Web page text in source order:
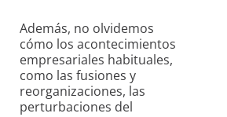
Además, no olvidemos
cómo los acontecimientos
empresariales habituales,
como las fusiones y
reorganizaciones, las
perturbaciones del